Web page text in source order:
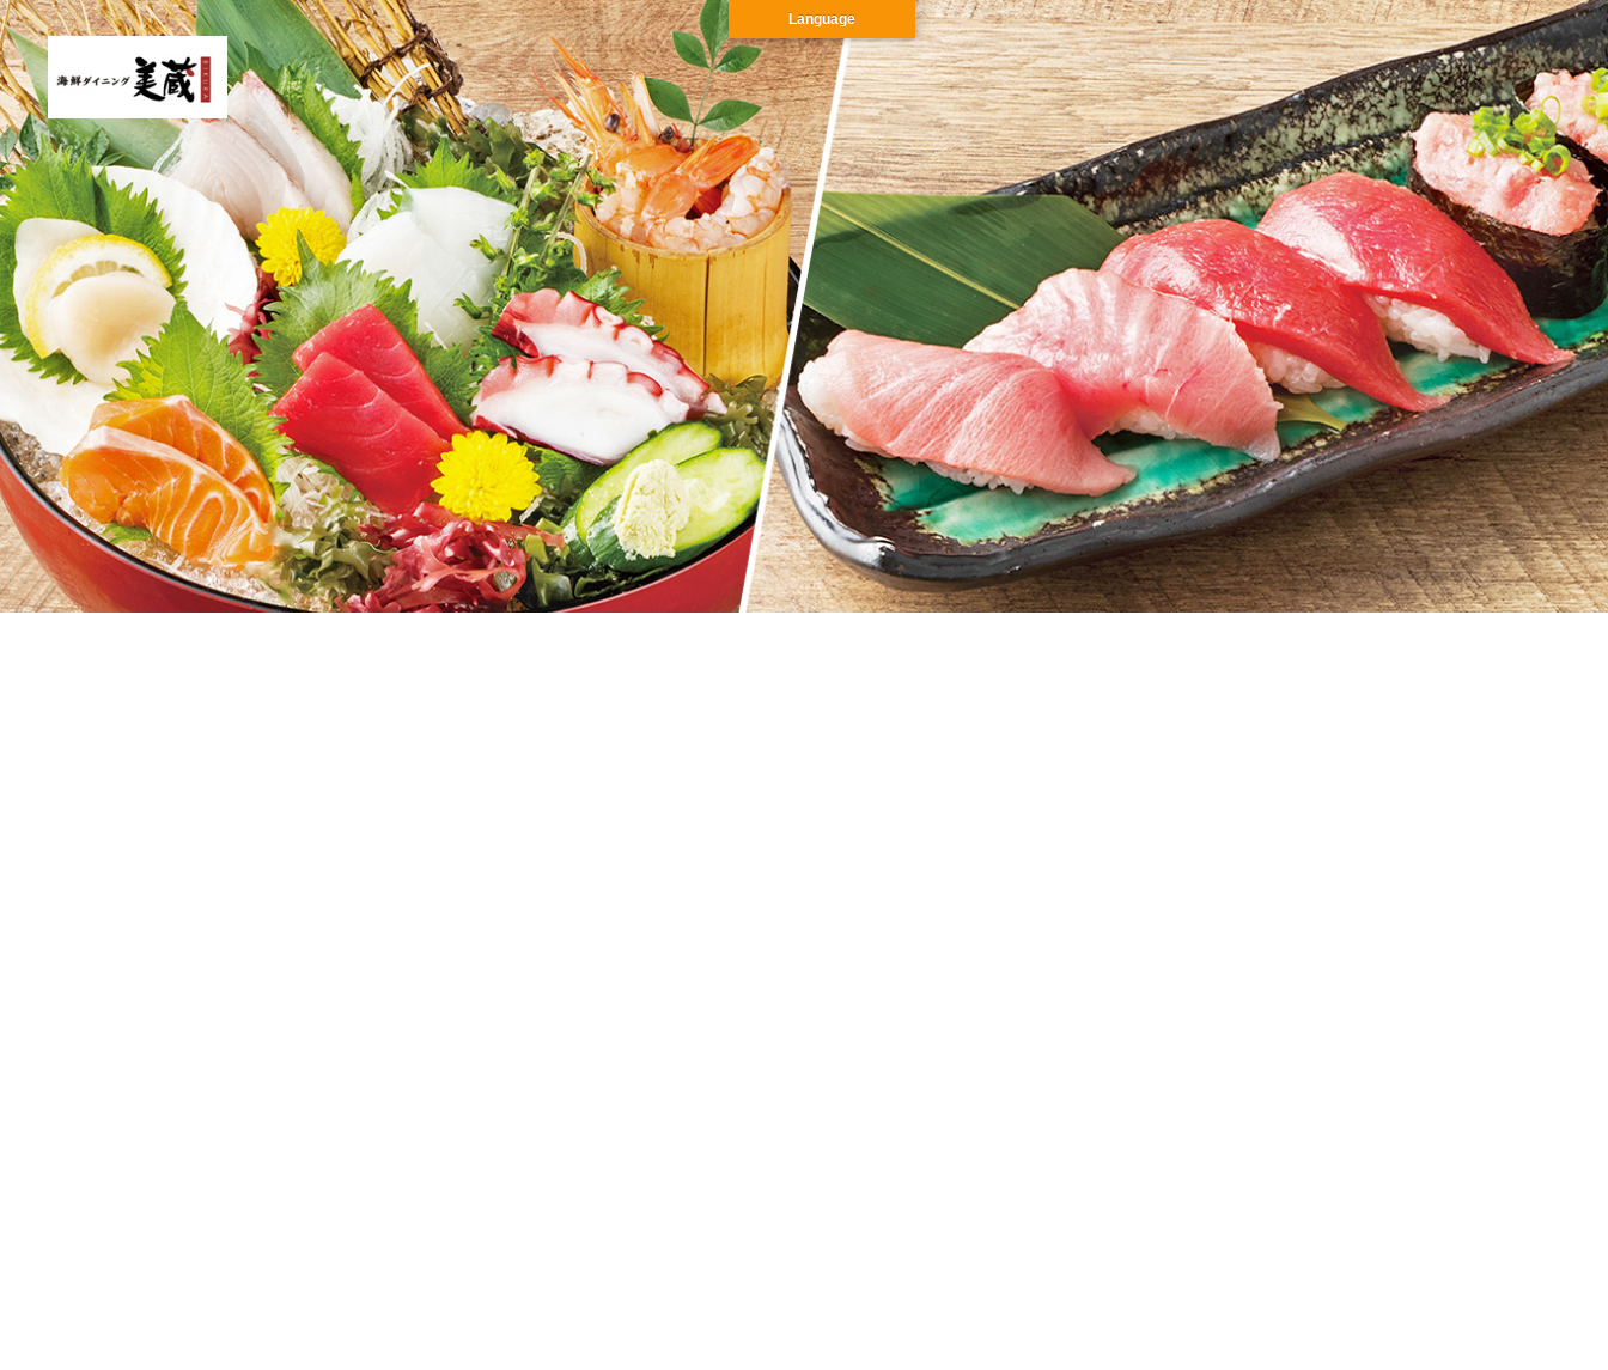
Language